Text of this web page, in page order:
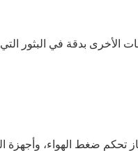
الأخرى بدقة في البثور
ضغط الهواء، وأجهزة